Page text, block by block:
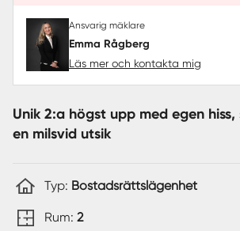
Ansvarig mäklare
Emma Rågberg
Läs mer och kontakta mig
Unik 2:a högst upp med egen
en milsvid utsik
Typ: Bostadsrättslägenhet
Rum: 2